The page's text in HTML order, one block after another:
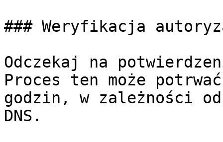
### Weryfikacja
Odczekaj na
Proces ten może
godzin, w zależności
DNS.